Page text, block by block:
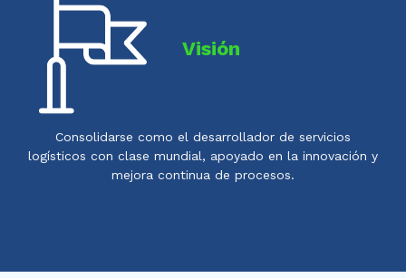
Visión
Consolidarse como el desarrollador de servicios
logísticos con clase mundial, apoyado en la innovación y
mejora continua de procesos.